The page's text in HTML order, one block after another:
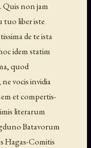
Quis non jam
tuo liber iste
de te ista
idem statim
quod
vocis invidia
et compertis-
literarum
Batavorum
Hagas-Comitis